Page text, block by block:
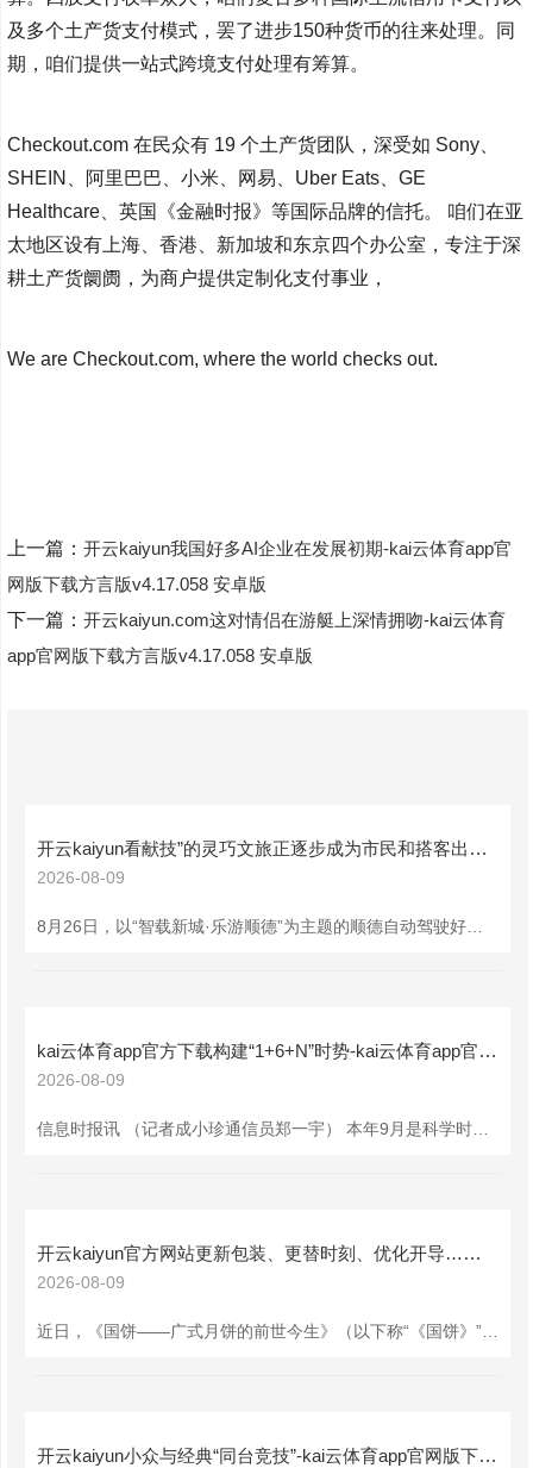
及多个土产货支付模式，罢了进步150种货币的往来处理。同
期，咱们提供一站式跨境支付处理有筹算。
Checkout.com 在民众有 19 个土产货团队，深受如 Sony、
SHEIN、阿里巴巴、小米、网易、Uber Eats、GE
Healthcare、英国《金融时报》等国际品牌的信托。 咱们在亚
太地区设有上海、香港、新加坡和东京四个办公室，专注于深
耕土产货阛阓，为商户提供定制化支付事业，
We are Checkout.com, where the world checks out.
上一篇： 开云kaiyun我国好多AI企业在发展初期-kai云体育app官
网版下载方言版v4.17.058 安卓版
下一篇： 开云kaiyun.com这对情侣在游艇上深情拥吻-kai云体育
app官网版下载方言版v4.17.058 安卓版
开云kaiyun看献技”的灵巧文旅正逐步成为市民和搭客出行的新采取-kai云体育app官网版下载方言版v4.17.058 安卓版
2026-08-09
kai云体育app官方下载构建“1+6+N”时势-kai云体育app官网版下载方言版v4.17.058 安卓版
2026-08-09
开云kaiyun官方网站更新包装、更替时刻、优化开导……待机相传-kai云体育app官网版下载方言版v4.17.058 安卓版
2026-08-09
开云kaiyun小众与经典“同台竞技”-kai云体育app官网版下载方言版v4.17.058 安卓版